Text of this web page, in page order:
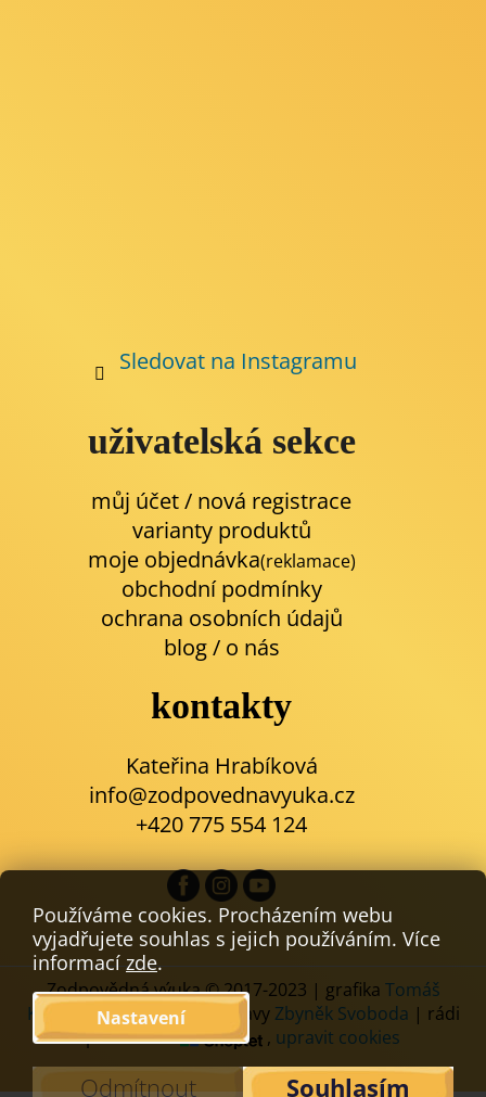
Používáme cookies. Procházením webu
vyjadřujete souhlas s jejich používáním. Více
informacízde.
Nastavení
Odmítnout Souhlasím
Sledovat na Instagramu
uživatelská sekce
můj účet / nová registrace
varianty produktů
moje objednávka(reklamace)
obchodní podmínky
ochrana osobních údajů
blog/ o nás
kontakty
Kateřina Hrabíková
info@zodpovednavyuka.cz
+420 775 554 124
Zodpovědná výuka © 2017-2023 | grafika Tomáš
Komáček| kódování a úpravy Zbyněk Svoboda | rádi
používáme
, upravit cookies